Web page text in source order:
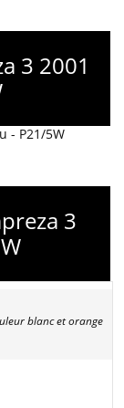
3 2001
- P21/5W
3
blanc et orange